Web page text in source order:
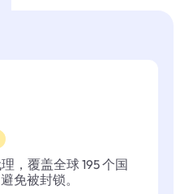
，覆盖全球 195 个国
免被封锁。